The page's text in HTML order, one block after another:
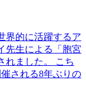
界的に活躍するア
先生による「胞宮
れました。 こち
される8年ぶりの